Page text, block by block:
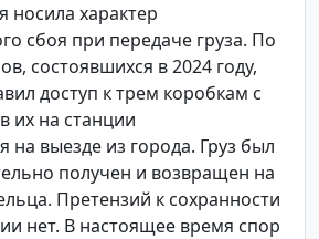
носила характер
сбоя при передаче груза. По
состоявшихся в 2024 году,
доступ к трем коробкам с
их на станции
на выезде из города. Груз был
получен и возвращен на
Претензий к сохранности
нет. В настоящее время спор